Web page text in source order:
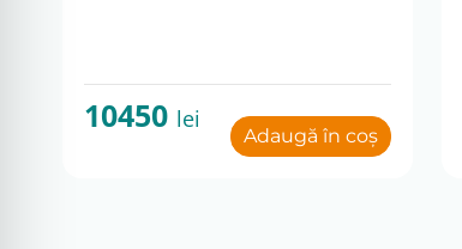
10450 lei
Adaugă în coș